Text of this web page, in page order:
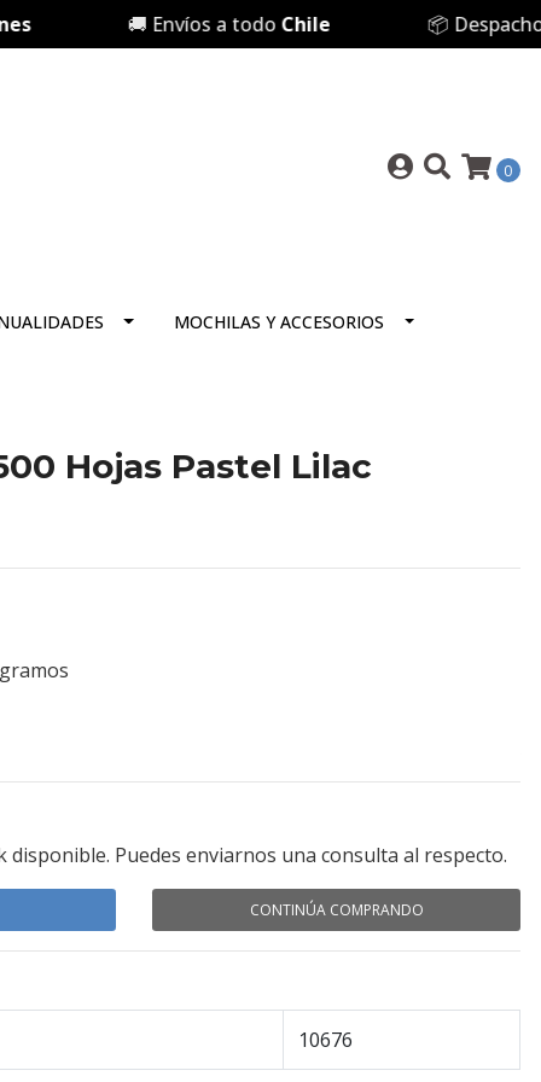
🚚 Envíos a todoChile 📦 Despacho
0
MOCHILAS Y ACCESORIOS
Hojas Pastel Lilac
Puedes enviarnos una consulta al respecto.
CONTINÚA COMPRANDO
10676